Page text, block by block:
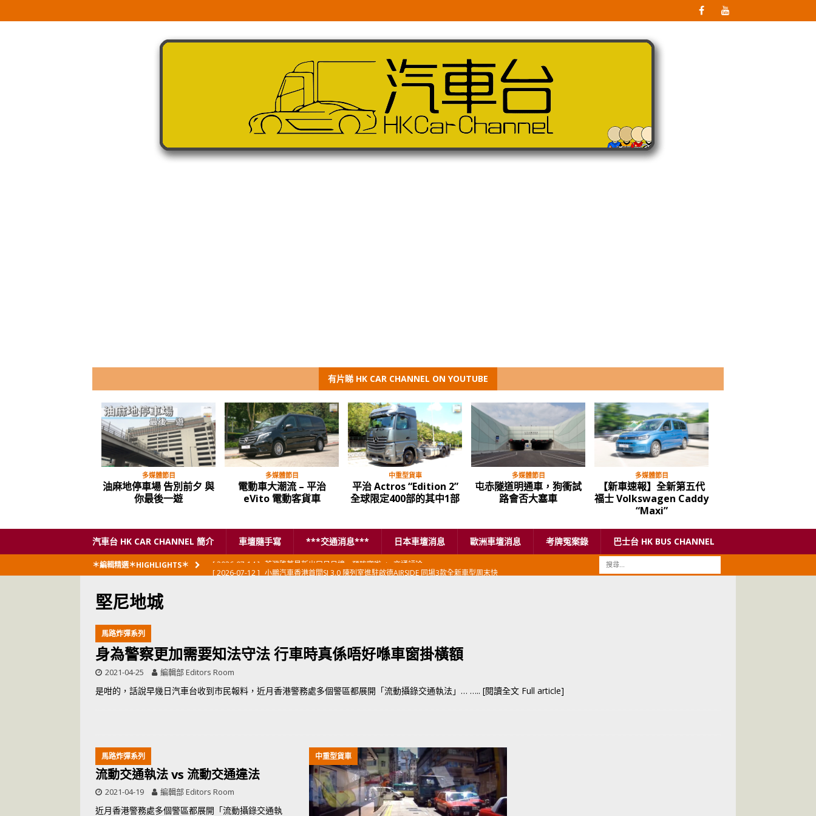
有片睇 HK CAR CHANNEL ON YOUTUBE
多媒體節目
油麻地停車場 告別前夕 與
你最後一遊
多媒體節目
電動車大潮流 – 平治
eVito 電動客貨車
中重型貨車
平治 Actros “Edition 2”
全球限定400部的其中1部
多媒體節目
屯赤隧道明通車，狗衝試
路會否大塞車
多媒體節目
【新車速報】全新第五代
福士 Volkswagen Caddy
“Maxi”
汽車台 HK CAR CHANNEL 簡介 車壇隨手寫 ***交通消息*** 日本車壇消息 歐洲車壇消息 考牌冤案錄 巴士台 HK BUS CHANNEL
＊編輯精選＊HIGHLIGHTS＊ [ 2026-07-12 ] 小鵬汽車香港首間SI 3.0 陳列室進駐啟德AIRSIDE 同場3款全新車型周末快
[ 2026-06-08 ] 新加坡組屋區輕型商用車停車場減租
東南亞汽車
[ 2026-06-08 ]
[ 2026-05-28 ] UBER 香港七宗罪之「第六宗罪」愛回家唔止回唔到家 跣司機勁過謝拉特
[ 2026-05-27 ]
【英國】政府開放申請投入自動駕駛客運車輛服務業
運輸政策
[ 2026-05-24 ]
UBER 香港七宗罪之「第四宗罪」Mission Impossible 但 Uber 唔止話之
你！
交通評論
堅尼地城
馬路炸彈系列
身為警察更加需要知法守法 行車時真係唔好喺車窗掛橫額
2021-04-25 編輯部 Editors Room
是咁的，話說早幾日汽車台收到市民報料，近月香港警務處多個警區都展開「流動攝錄交通執法」… ….. [閱讀全文 Full article]
馬路炸彈系列
流動交通執法 vs 流動交通違法
2021-04-19 編輯部 Editors Room
近月香港警務處多個警區都展開「流動攝錄交通執
中重型貨車